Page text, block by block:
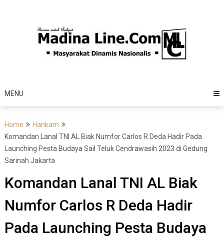
MENU
Home
Hankam
Komandan Lanal TNI AL Biak Numfor Carlos R Deda Hadir Pada
Launching Pesta Budaya Sail Teluk Cendrawasih 2023 di Gedung
Sarinah Jakarta
Komandan Lanal TNI AL Biak
Numfor Carlos R Deda Hadir
Pada Launching Pesta Budaya